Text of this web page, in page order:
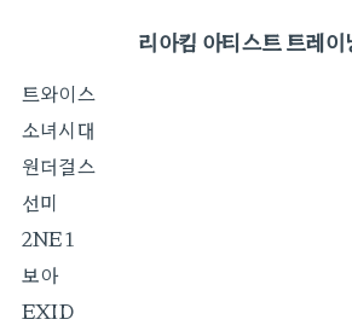
리아킴 아티스트 트레이
트와이스
소녀시대
원더걸스
선미
2NE1
보아
EXID